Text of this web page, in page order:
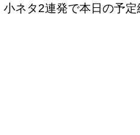
ネタ2連発で本日の予定